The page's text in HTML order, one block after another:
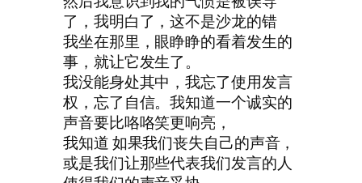
了，我明白了，这不是沙龙的错
我坐在那里，眼睁睁的看着发生的
事，就让它发生了。
我没能身处其中，我忘了使用发言
权，忘了自信。我知道一个诚实的
声音要比咯咯笑更响亮，
我知道 如果我们丧失自己的声音，
或是我们让那些代表我们发言的人